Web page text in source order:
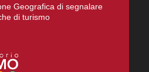
Geografica di segnalare
di turismo